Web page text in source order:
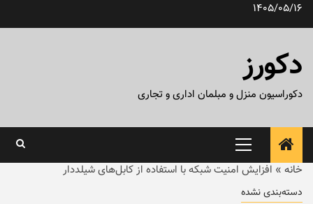
پرش1405/05/16
دکورز
دکوراسیون منزل و مبلمان اداری و تجاری
منوی
اصلی
خانه » افزایش امنیت شبکه با استفاده از کابل‌های شیلددار
دسته‌بندی نشده